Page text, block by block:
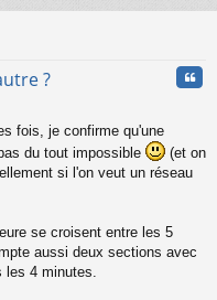
?
fois, je confirme qu'une
du tout impossible
(et on
si l'on veut un réseau
se croisent entre les 5
aussi deux sections avec
les 4 minutes.